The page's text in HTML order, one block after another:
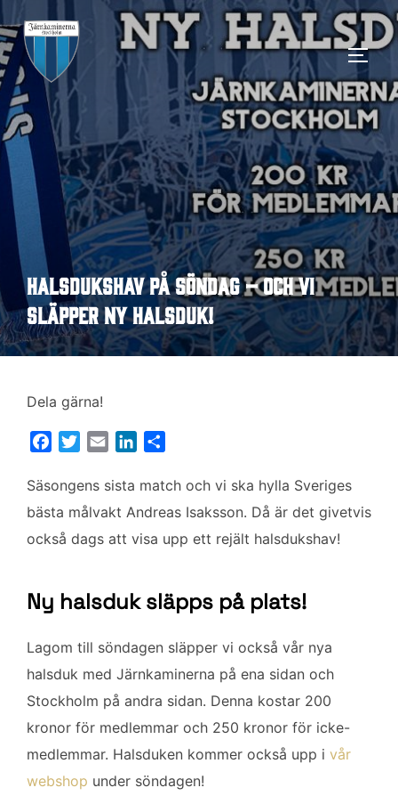
till
innehåll
SLÅ
Halsdukshav på söndag – och vi
släpper ny halsduk!
Dela gärna!
c
e
o
i
t
e
a
i
n
k
d
l
a
Säsongens sista match och vi ska hylla Sveriges
bästa målvakt Andreas Isaksson. Då är det givetvis
också dags att visa upp ett rejält halsdukshav!
Ny halsduk släpps på plats!
Lagom till söndagen släpper vi också vår nya
halsduk med Järnkaminerna på ena sidan och
Stockholm på andra sidan. Denna kostar 200
kronor för medlemmar och 250 kronor för icke-
medlemmar. Halsduken kommer också upp i vår
webshop under söndagen!